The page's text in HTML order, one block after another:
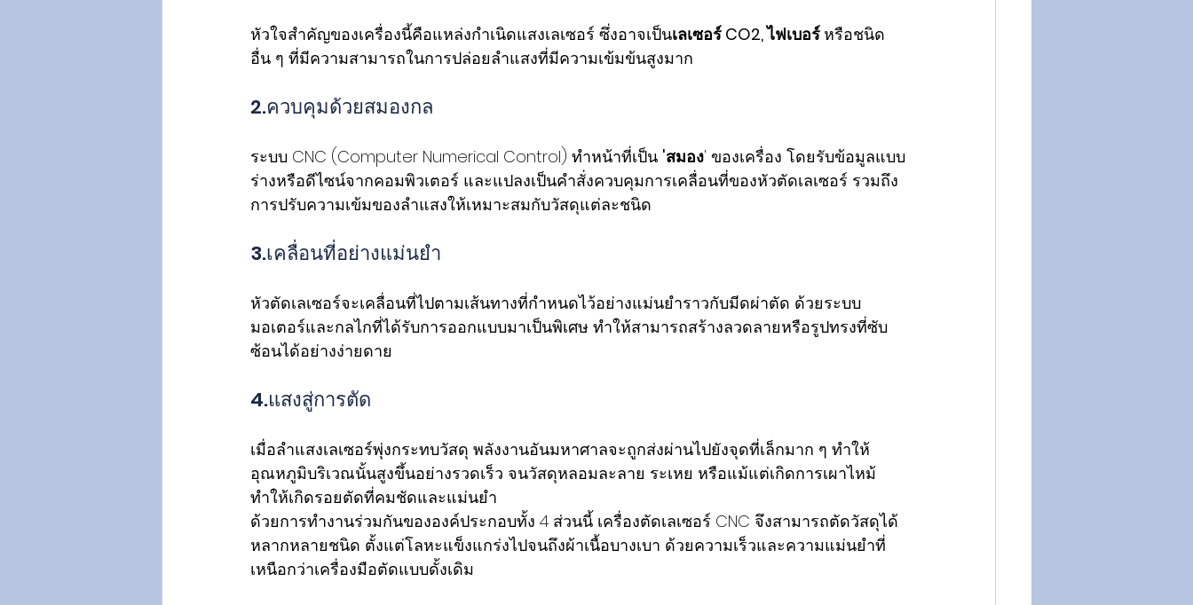
หัวใจสำคัญของเครื่องนี้คือแหล่งกำเนิดแสงเลเซอร์ ซึ่งอาจเป็นเลเซอร์ CO2, ไฟเบอร์ หรือชนิด
อื่น ๆ ที่มีความสามารถในการปล่อยลำแสงที่มีความเข้มข้นสูงมาก
2.ควบคุมด้วยสมองกล
ระบบ CNC (Computer Numerical Control) ทำหน้าที่เป็น 'สมอง' ของเครื่อง โดยรับข้อมูลแบบ
ร่างหรือดีไซน์จากคอมพิวเตอร์ และแปลงเป็นคำสั่งควบคุมการเคลื่อนที่ของหัวตัดเลเซอร์ รวมถึง
การปรับความเข้มของลำแสงให้เหมาะสมกับวัสดุแต่ละชนิด
3.เคลื่อนที่อย่างแม่นยำ
หัวตัดเลเซอร์จะเคลื่อนที่ไปตามเส้นทางที่กำหนดไว้อย่างแม่นยำราวกับมีดผ่าตัด ด้วยระบบ
มอเตอร์และกลไกที่ได้รับการออกแบบมาเป็นพิเศษ ทำให้สามารถสร้างลวดลายหรือรูปทรงที่ซับ
ซ้อนได้อย่างง่ายดาย
4.แสงสู่การตัด
เมื่อลำแสงเลเซอร์พุ่งกระทบวัสดุ พลังงานอันมหาศาลจะถูกส่งผ่านไปยังจุดที่เล็กมาก ๆ ทำให้
อุณหภูมิบริเวณนั้นสูงขึ้นอย่างรวดเร็ว จนวัสดุหลอมละลาย ระเหย หรือแม้แต่เกิดการเผาไหม้
ทำให้เกิดรอยตัดที่คมชัดและแม่นยำ
ด้วยการทำงานร่วมกันขององค์ประกอบทั้ง 4 ส่วนนี้ เครื่องตัดเลเซอร์ CNC จึงสามารถตัดวัสดุได้
หลากหลายชนิด ตั้งแต่โลหะแข็งแกร่งไปจนถึงผ้าเนื้อบางเบา ด้วยความเร็วและความแม่นยำที่
เหนือกว่าเครื่องมือตัดแบบดั้งเดิม